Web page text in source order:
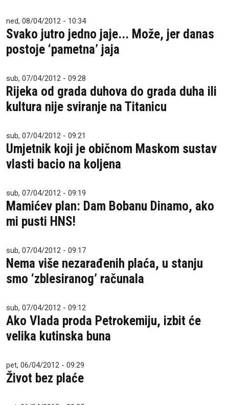
ned, 08/04/2012 - 10:34
Svako jutro jedno jaje... Može, jer danas
postoje ‘pametna’ jaja
sub, 07/04/2012 - 09:28
Rijeka od grada duhova do grada duha ili
kultura nije sviranje na Titanicu
sub, 07/04/2012 - 09:21
Umjetnik koji je običnom Maskom sustav
vlasti bacio na koljena
sub, 07/04/2012 - 09:19
Mamićev plan: Dam Bobanu Dinamo, ako
mi pusti HNS!
sub, 07/04/2012 - 09:17
Nema više nezarađenih plaća, u stanju
smo ‘zblesiranog’ računala
sub, 07/04/2012 - 09:12
Ako Vlada proda Petrokemiju, izbit će
velika kutinska buna
pet, 06/04/2012 - 09:29
Život bez plaće